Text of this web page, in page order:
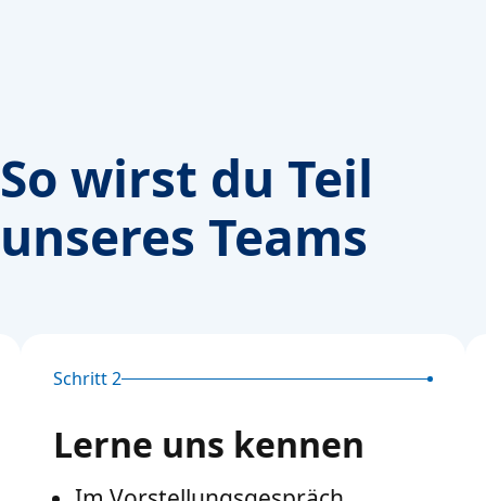
So wirst du Teil
unseres Teams
Schritt 2
Lerne uns kennen